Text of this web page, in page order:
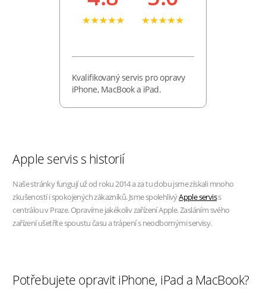
Kvalifikovaný servis pro opravy
iPhone, MacBook a iPad.
Apple servis s historií
Naše stránky fungují už od roku 2014 a za tu dobu jsme získali mnoho
zkušeností i spokojených zákazníků. Jsme spolehlivýApple serviss
centrálou v Praze. Opravíme jakékoliv zařízení Apple. Zasláním svého
zařízení ušetříte spoustu času a trápení s neodbornými servisy.
Potřebujete opravit iPhone, iPad a MacBook?